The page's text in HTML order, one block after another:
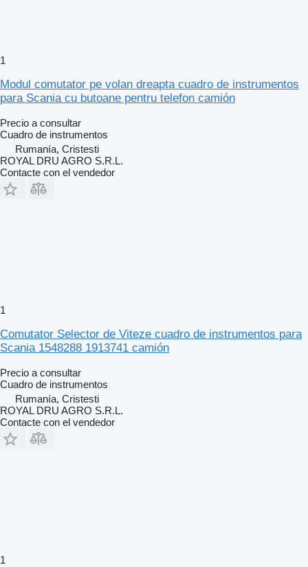
1
Modul comutator pe volan dreapta cuadro de instrumentos
para Scania cu butoane pentru telefon camión
Precio a consultar
Cuadro de instrumentos
Rumanía, Cristesti
ROYAL DRU AGRO S.R.L.
Contacte con el vendedor
1
Comutator Selector de Viteze cuadro de instrumentos para
Scania 1548288 1913741 camión
Precio a consultar
Cuadro de instrumentos
Rumanía, Cristesti
ROYAL DRU AGRO S.R.L.
Contacte con el vendedor
1